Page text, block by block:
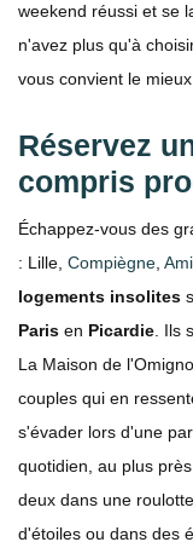
weekend réussi et se
n'avez plus qu'à
vous convient le
Réservez
compris
Échappez-vous des
: Lille, Compiègne
logements insolites
Paris en Picardie .
La Maison de
couples qui en
s'évader lors d'une
quotidien, au plus
deux dans une
d'étoiles ou dans des